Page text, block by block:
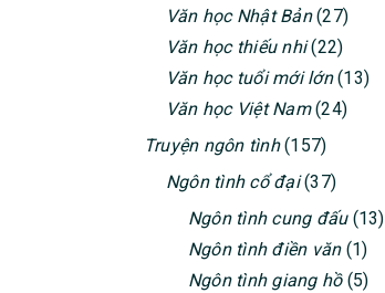
Văn học Nhật Bản(27)
Văn học thiếu nhi(22)
Văn học tuổi mới lớn(13)
Văn học Việt Nam(24)
Truyện ngôn tình(157)
Ngôn tình cổ đại(37)
Ngôn tình cung đấu(13)
Ngôn tình điền văn(1)
Ngôn tình giang hồ(5)